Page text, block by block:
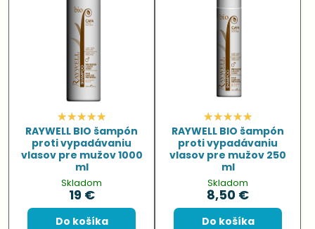
RAYWELL BIO šampón
proti vypadávaniu
vlasov pre mužov 1000
ml
Skladom
19 €
Do košíka
RAYWELL BIO šampón
proti vypadávaniu
vlasov pre mužov 250
ml
Skladom
8,50 €
Do košíka